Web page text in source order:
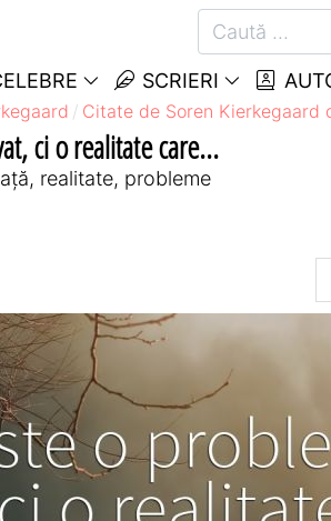
SCRIERI
Citate de Soren Kierkegaard
ci o realitate care...
realitate, probleme